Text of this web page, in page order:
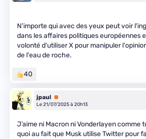
N'importe qui avec des yeux peut voir
dans les affaires politiques européennes
volonté d'utiliser X pour manipuler
de l'eau de roche.
40
jpaul Premium
Le 21/07/2025 à 20h13
J’aime ni Macron ni Vonderlayen comme
quoi au fait que Musk utilise Twitter pour